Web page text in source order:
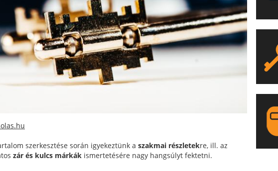
szerkesztése során igyekeztünk a szakmai részletekre, ill. az
zár és kulcs márkák ismertetésére nagy hangsúlyt fektetni.